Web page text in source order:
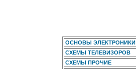
ОСНОВЫ ЭЛЕКТРОНИКИ
СХЕМЫ ТЕЛЕВИЗОРОВ
СХЕМЫ ПРОЧИЕ